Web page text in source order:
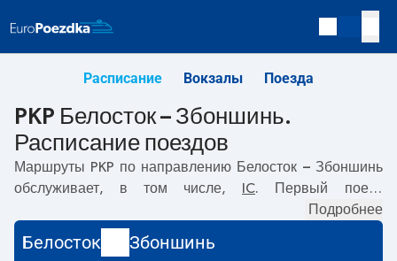
Расписание Вокзалы Поезда
PKP Белосток – Збоншинь.
Расписание поездов
Маршруты PKP по направлению Белосток – Збоншинь
обслуживает, в том числе,
IC. Первый поезд
с вокзала PKP Белосток по адресу
Kolejowa, 15-001 Bialystok
Подробнее
Белосток Збоншинь